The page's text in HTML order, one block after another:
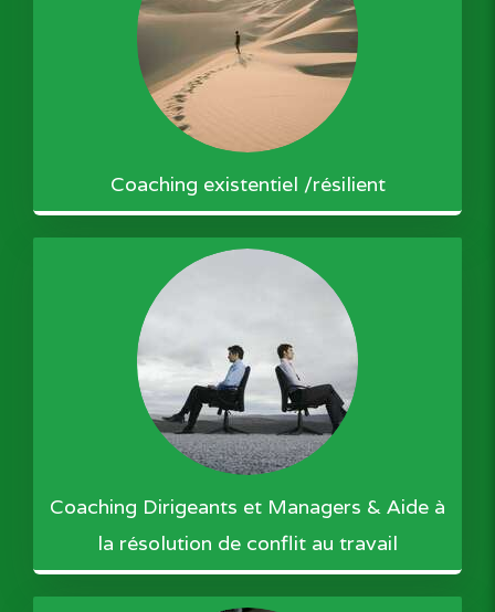
Coaching existentiel /résilient
Coaching Dirigeants et Managers & Aide à
la résolution de conflit au travail